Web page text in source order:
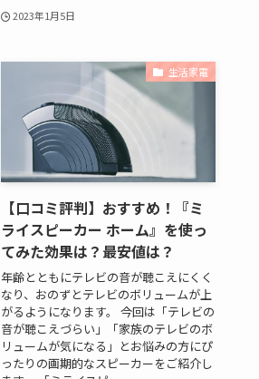
2023年1月5日
生活家電
【口コミ評判】おすすめ！『ミ
ライスピーカー ホーム』を使っ
てみた効果は？最安値は？
年齢とともにテレビの音が聴こえにくく
なり、おのずとテレビのボリュームが上
がるようになります。 今回は「テレビの
音が聴こえづらい」「家族のテレビのボ
リュームが気になる」とお悩みの方にぴ
ったりの画期的なスピーカーをご紹介し